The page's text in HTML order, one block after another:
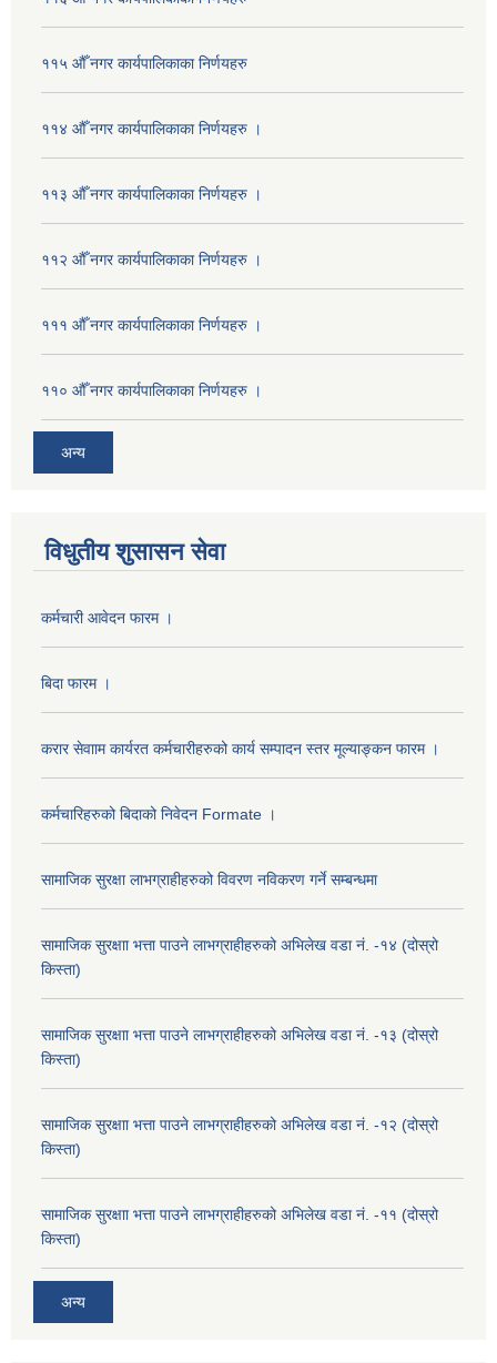
११५ औँ नगर कार्यपालिकाका निर्णयहरु
११४ औँ नगर कार्यपालिकाका निर्णयहरु ।
११३ औँ नगर कार्यपालिकाका निर्णयहरु ।
११२ औँ नगर कार्यपालिकाका निर्णयहरु ।
१११ औँ नगर कार्यपालिकाका निर्णयहरु ।
११० औँ नगर कार्यपालिकाका निर्णयहरु ।
अन्य
विधुतीय शुसासन सेवा
कर्मचारी आवेदन फारम ।
बिदा फारम ।
करार सेवााम कार्यरत कर्मचारीहरुको कार्य सम्पादन स्तर मूल्याङ्कन फारम ।
कर्मचारिहरुको बिदाको निवेदन Formate ।
सामाजिक सुरक्षा लाभग्राहीहरुको विवरण नविकरण गर्ने सम्बन्धमा
सामाजिक सुरक्षाा भत्ता पाउने लाभग्राहीहरुको अभिलेख वडा नं. -१४ (दोस्रो
किस्ता)
सामाजिक सुरक्षाा भत्ता पाउने लाभग्राहीहरुको अभिलेख वडा नं. -१३ (दोस्रो
किस्ता)
सामाजिक सुरक्षाा भत्ता पाउने लाभग्राहीहरुको अभिलेख वडा नं. -१२ (दोस्रो
किस्ता)
सामाजिक सुरक्षाा भत्ता पाउने लाभग्राहीहरुको अभिलेख वडा नं. -११ (दोस्रो
किस्ता)
अन्य